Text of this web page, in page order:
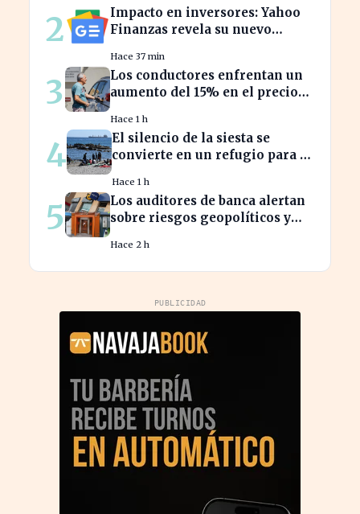
2
Impacto en inversores: Yahoo
Finanzas revela su nuevo
acciones
Hace 37 min
3
Los conductores enfrentan un
aumento del 15% en el precio
Hace 1 h
4
El silencio de la siesta se
convierte en un refugio para la
Hace 1 h
5
Los auditores de banca alertan
sobre riesgos geopolíticos y
Hace 2 h
PUBLICIDAD